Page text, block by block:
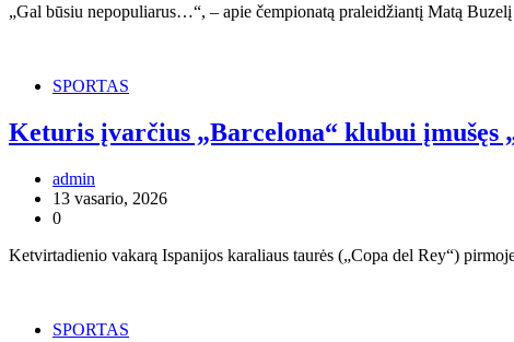
„Gal būsiu nepopuliarus…“, – apie čempionatą praleidžiantį Matą
SPORTAS
Keturis įvarčius „Barcelona“ klubui
admin
13 vasario, 2026
0
Ketvirtadienio vakarą Ispanijos karaliaus taurės („Copa del Rey“)
SPORTAS